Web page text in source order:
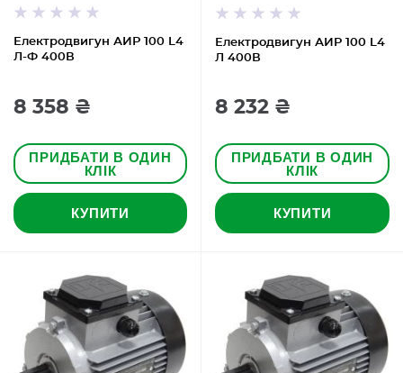
Електродвигун АИР 100 L4
Л-Ф 400В
8 358 ₴
ПРИДБАТИ В ОДИН
КЛІК
КУПИТИ
Електродвигун АИР 100 L4
Л 400В
8 232 ₴
ПРИДБАТИ В ОДИН
КЛІК
КУПИТИ